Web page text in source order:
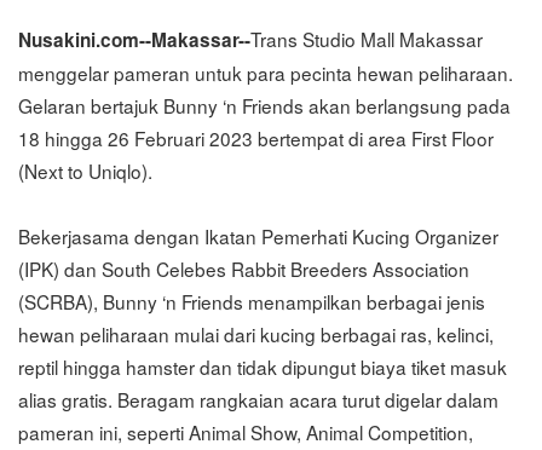
Nusakini.com--Makassar--Trans Studio Mall Makassar
menggelar pameran untuk para pecinta hewan peliharaan.
Gelaran bertajuk Bunny ‘n Friends akan berlangsung pada
18 hingga 26 Februari 2023 bertempat di area First Floor
(Next to Uniqlo).
Bekerjasama dengan Ikatan Pemerhati Kucing Organizer
(IPK) dan South Celebes Rabbit Breeders Association
(SCRBA), Bunny ‘n Friends menampilkan berbagai jenis
hewan peliharaan mulai dari kucing berbagai ras, kelinci,
reptil hingga hamster dan tidak dipungut biaya tiket masuk
alias gratis. Beragam rangkaian acara turut digelar dalam
pameran ini, seperti Animal Show, Animal Competition,